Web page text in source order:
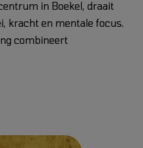
in Boekel, draait
kracht en mentale focus.
combineert